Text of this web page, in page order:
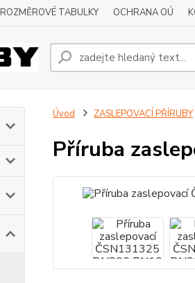
ROZMĚROVÉ TABULKY OCHRANA OÚ
Úvod ZASLEPOVACÍ PŘÍRUBY
Příruba